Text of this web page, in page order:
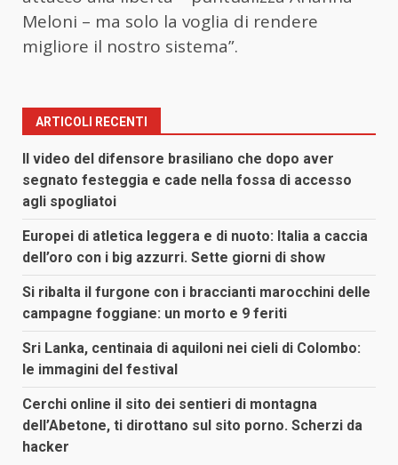
Meloni – ma solo la voglia di rendere
migliore il nostro sistema”.
ARTICOLI RECENTI
Il video del difensore brasiliano che dopo aver
segnato festeggia e cade nella fossa di accesso
agli spogliatoi
Europei di atletica leggera e di nuoto: Italia a caccia
dell’oro con i big azzurri. Sette giorni di show
Si ribalta il furgone con i braccianti marocchini delle
campagne foggiane: un morto e 9 feriti
Sri Lanka, centinaia di aquiloni nei cieli di Colombo:
le immagini del festival
Cerchi online il sito dei sentieri di montagna
dell’Abetone, ti dirottano sul sito porno. Scherzi da
hacker